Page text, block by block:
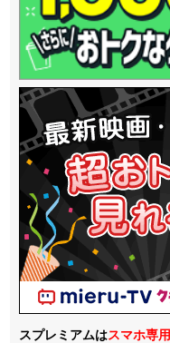
スプレミアムはスマホ専用